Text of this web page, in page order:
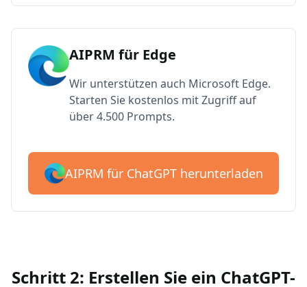
AIPRM für Edge
Wir unterstützen auch Microsoft Edge.
Starten Sie kostenlos mit Zugriff auf
über 4.500 Prompts.
AIPRM für ChatGPT herunterladen
Schritt 2: Erstellen Sie ein ChatGPT-